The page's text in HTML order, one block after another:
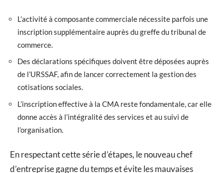
L’activité à composante commerciale nécessite parfois une
inscription supplémentaire auprès du greffe du tribunal de
commerce.
Des déclarations spécifiques doivent être déposées auprès
de l’URSSAF, afin de lancer correctement la gestion des
cotisations sociales.
L’inscription effective à la CMA reste fondamentale, car elle
donne accès à l’intégralité des services et au suivi de
l’organisation.
En respectant cette série d’étapes, le nouveau chef
d’entreprise gagne du temps et évite les mauvaises